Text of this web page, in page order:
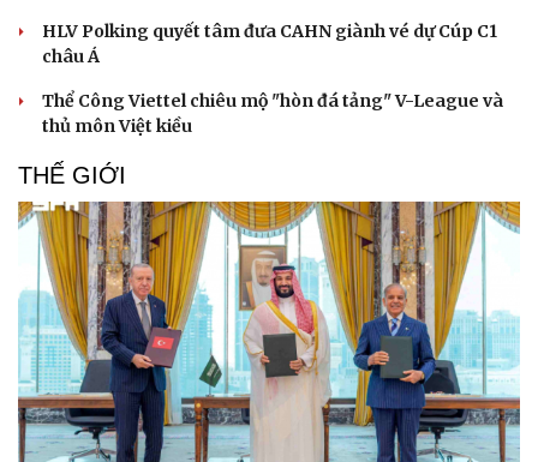
Nam khoa
Làm đẹp - giảm cân
Phòng mạch online
Ăn sạch sống khỏe
HLV Polking quyết tâm đưa CAHN giành vé dự Cúp C1
châu Á
Thể Công Viettel chiêu mộ "hòn đá tảng" V-League và
thủ môn Việt kiều
THẾ GIỚI